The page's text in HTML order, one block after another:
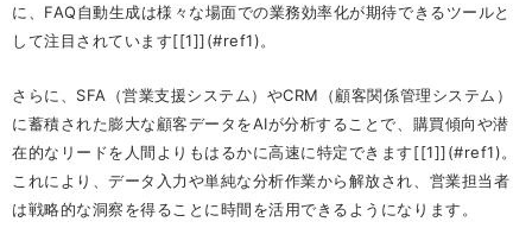
に、FAQ自動生成は様々な場面での業務効率化が期待できるツールと
して注目されています[[1]](#ref1)。
さらに、SFA（営業支援システム）やCRM（顧客関係管理システム）
に蓄積された膨大な顧客データをAIが分析することで、購買傾向や潜
在的なリードを人間よりもはるかに高速に特定できます[[1]](#ref1)。
これにより、データ入力や単純な分析作業から解放され、営業担当者
は戦略的な洞察を得ることに時間を活用できるようになります。